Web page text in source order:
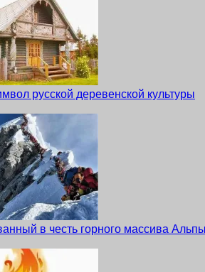
русской деревенской культуры
в честь горного массива Альпы